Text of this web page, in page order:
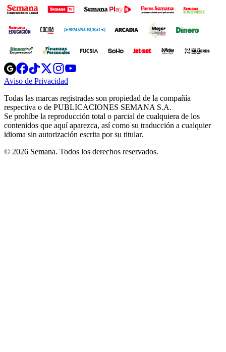
Opens
in
new
Opens
in
new
Opens
in
new
window
Opens
new
windowwindow
Aviso de Privacidad
new
window
Todas las marcas registradas son propiedad de la compañía
respectiva o de PUBLICACIONES SEMANA S.A.
Se prohíbe la reproducción total o parcial de cualquiera de los
contenidos que aquí aparezca, así como su traducción a cualquier
idioma sin autorización escrita por su titular.
© 2026 Semana. Todos los derechos reservados.